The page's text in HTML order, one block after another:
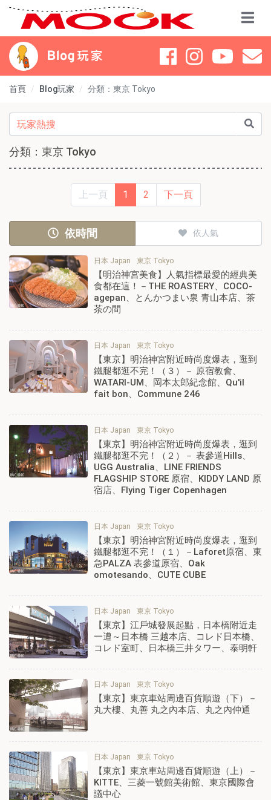
首頁 Blog玩家 分類：東京 Tokyo
分類：東京 Tokyo
上一頁 1 2 下一頁
依時間 依人氣
日本 Japan 東京 Tokyo
【明治神宮美食】人氣指標最愛的經典美
食都在這！－THE ROASTERY、COCO-
agepan、とんかつまい泉 青山本店、茶
茶の間
日本 Japan 東京 Tokyo
【東京】明治神宮附近時尚度爆表，逛到
鐵腿都逛不完！（３）－ 原宿教會、
WATARI-UM、岡本太郎紀念館、Qu'il
fait bon、Commune 246
日本 Japan 東京 Tokyo
【東京】明治神宮附近時尚度爆表，逛到
鐵腿都逛不完！（２）－ 表參道Hills、
UGG Australia、LINE FRIENDS
FLAGSHIP STORE 原宿、KIDDY LAND 原
宿店、Flying Tiger Copenhagen
日本 Japan 東京 Tokyo
【東京】明治神宮附近時尚度爆表，逛到
鐵腿都逛不完！（１）－Laforet原宿、東
急PALZA 表參道原宿、Oak
omotesando、CUTE CUBE
日本 Japan 東京 Tokyo
【東京】江戶城發展起點，日本橋附近走
一遭～日本橋 三越本店、コレド日本橋、
コレド室町、日本橋三井タワー、泰明軒
日本 Japan 東京 Tokyo
【東京】東京車站周邊百貨順遊（下）－
丸大樓、丸善 丸之內本店、丸之內仲通
日本 Japan 東京 Tokyo
【東京】東京車站周邊百貨順遊（上）－
KITTE、三菱一號館美術館、東京國際會
議中心